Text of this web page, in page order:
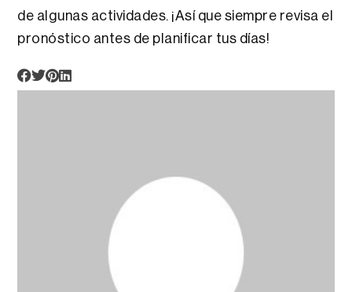
de algunas actividades. ¡Así que siempre revisa el
pronóstico antes de planificar tus días!